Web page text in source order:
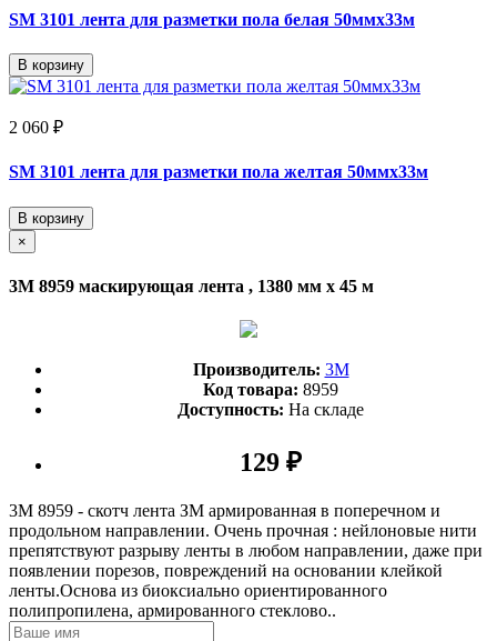
SM 3101 лента для разметки пола белая 50ммх33м
В корзину
2 060 ₽
SM 3101 лента для разметки пола желтая 50ммх33м
В корзину
×
3M 8959 маскирующая лента , 1380 мм х 45 м
Производитель: 3М
Код товара: 8959
Доступность: На складе
129 ₽
3М 8959 - скотч лента ЗМ армированная в поперечном и
продольном направлении. Очень прочная : нейлоновые нити
препятствуют разрыву ленты в любом направлении, даже при
появлении порезов, повреждений на основании клейкой
ленты.Основа из биоксиально ориентированного
полипропилена, армированного стеклово..